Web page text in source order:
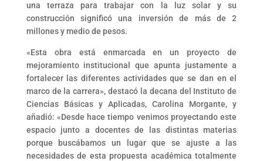
una terraza para trabajar con la luz solar y su
construcción significó una inversión de más de 2
millones y medio de pesos.
«Esta obra está enmarcada en un proyecto de
mejoramiento institucional que apunta justamente a
fortalecer las diferentes actividades que se dan en el
marco de la carrera», destacó la decana del Instituto de
Ciencias Básicas y Aplicadas, Carolina Morgante, y
añadió: «Desde hace tiempo venimos proyectando este
espacio junto a docentes de las distintas materias
porque buscábamos un lugar que se ajuste a las
necesidades de esta propuesta académica totalmente